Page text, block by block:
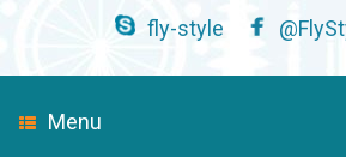
fly-style
Menu